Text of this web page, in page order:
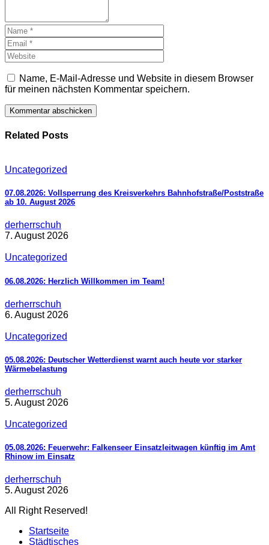
Name, E-Mail-Adresse und Website in diesem Browser
für meinen nächsten Kommentar speichern.
Related Posts
Uncategorized
07.08.2026: Vollsperrung des Kreisverkehrs Bahnhofstraße/Poststraße
ab 10. August 2026
derherrschuh
7. August 2026
Uncategorized
06.08.2026: Herzlich Willkommen im Team!
derherrschuh
6. August 2026
Uncategorized
05.08.2026: Deutscher Wetterdienst warnt auch heute vor starker
Wärmebelastung
derherrschuh
5. August 2026
Uncategorized
05.08.2026: Feuerwehr: Falkenseer Einsatzleitwagen künftig im Amt
Rhinow im Einsatz
derherrschuh
5. August 2026
All Right Reserved!
Startseite
Städtisches